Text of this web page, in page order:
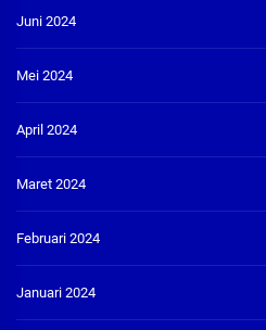
Juni 2024
Mei 2024
April 2024
Maret 2024
Februari 2024
Januari 2024